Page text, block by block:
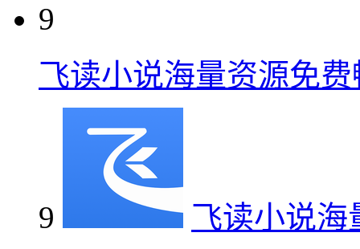
9
飞读小说海量资源免费
9
飞读小说海